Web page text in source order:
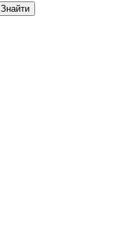
Знайти